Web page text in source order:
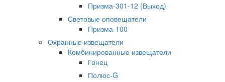
Призма-301-12 (Выход)
Световые оповещатели
Призма-100
Охранные извещатели
Комбинированные извещатели
Гонец
Полюс-G